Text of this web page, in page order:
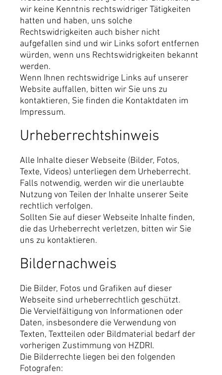
wir keine Kenntnis rechtswidriger Tätigkeiten
hatten und haben, uns solche
Rechtswidrigkeiten auch bisher nicht
aufgefallen sind und wir Links sofort entfernen
würden, wenn uns Rechtswidrigkeiten bekannt
werden.
Wenn Ihnen rechtswidrige Links auf unserer
Website auffallen, bitten wir Sie uns zu
kontaktieren, Sie finden die Kontaktdaten im
Impressum.
Urheberrechtshinweis
Alle Inhalte dieser Webseite (Bilder, Fotos,
Texte, Videos) unterliegen dem Urheberrecht.
Falls notwendig, werden wir die unerlaubte
Nutzung von Teilen der Inhalte unserer Seite
rechtlich verfolgen.
Sollten Sie auf dieser Webseite Inhalte finden,
die das Urheberrecht verletzen, bitten wir Sie
uns zu kontaktieren.
Bildernachweis
Die Bilder, Fotos und Grafiken auf dieser
Webseite sind urheberrechtlich geschützt.
Die Vervielfältigung von Informationen oder
Daten, insbesondere die Verwendung von
Texten, Textteilen oder Bildmaterial bedarf der
vorherigen Zustimmung von HZDRI.
Die Bilderrechte liegen bei den folgenden
Fotografen: